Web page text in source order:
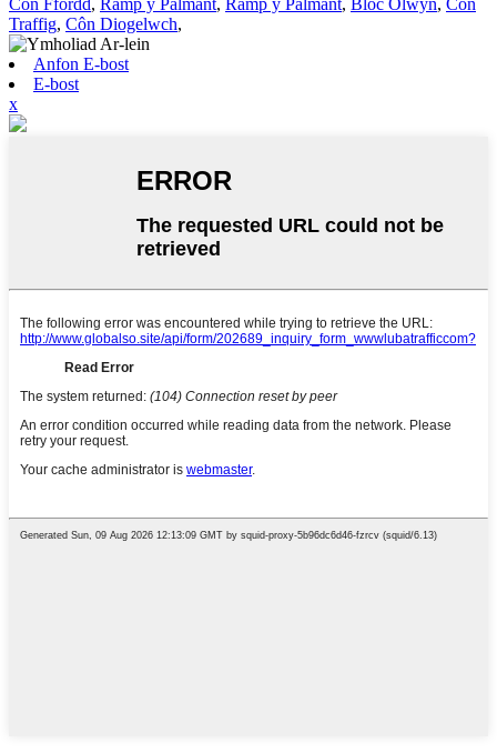
Côn Ffordd, Ramp y Palmant, Ramp y Palmant, Bloc Olwyn, Côn
Traffig, Côn Diogelwch,
Anfon E-bost
E-bost
x